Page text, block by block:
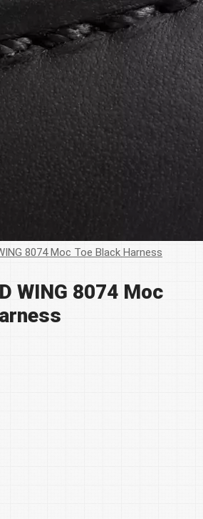
WING 8074 Moc